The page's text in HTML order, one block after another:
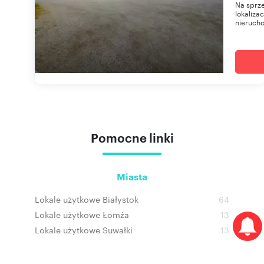
Na
Pomocne linki
Miasta
Lokale użytkowe Białystok
64
Lokale użytkowe Łomża
13
Lokale użytkowe Suwałki
13